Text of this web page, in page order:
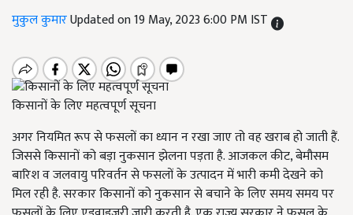
मुकुल कुमारUpdated on 19 May, 2023 6:00 PM IST
किसानों के लिए महत्वपूर्ण सूचना
अगर नियमित रूप से फसलों का ध्यान न रखा जाए तो वह खराब हो जाती हैं.
जिससे किसानों को बड़ा नुकसान झेलना पड़ता है. आजकल कीट, बेमौसम
बारिश व जलवायु परिवर्तन से फसलों के उत्पादन में भारी कमी देखने को
मिल रही है. सरकार किसानों को नुकसान से बचाने के लिए समय समय पर